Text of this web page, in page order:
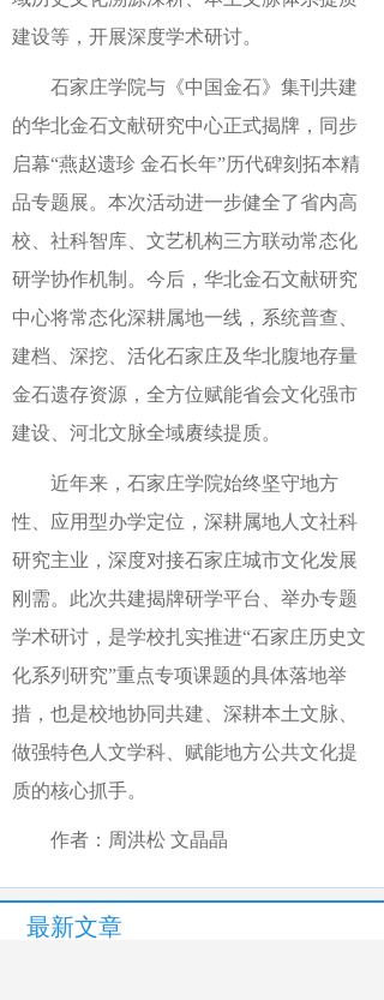
建设等，开展深度学术研讨。
石家庄学院与《中国金石》集刊共建
的华北金石文献研究中心正式揭牌，同步
启幕“燕赵遗珍 金石长年”历代碑刻拓本精
品专题展。本次活动进一步健全了省内高
校、社科智库、文艺机构三方联动常态化
研学协作机制。今后，华北金石文献研究
中心将常态化深耕属地一线，系统普查、
建档、深挖、活化石家庄及华北腹地存量
金石遗存资源，全方位赋能省会文化强市
建设、河北文脉全域赓续提质。
近年来，石家庄学院始终坚守地方
性、应用型办学定位，深耕属地人文社科
研究主业，深度对接石家庄城市文化发展
刚需。此次共建揭牌研学平台、举办专题
学术研讨，是学校扎实推进“石家庄历史文
化系列研究”重点专项课题的具体落地举
措，也是校地协同共建、深耕本土文脉、
做强特色人文学科、赋能地方公共文化提
质的核心抓手。
作者：周洪松 文晶晶
最新文章